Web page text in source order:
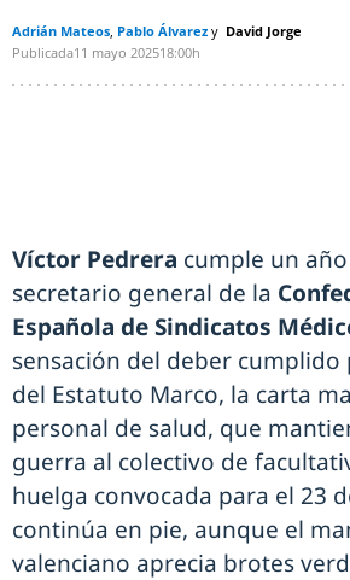
Adrián Mateos Pablo Álvarez
David Jorge
Publicada11 mayo 202518:00h
Víctor Pedrera cumple un
secretario general de la
Española de Sindicatos
sensación del deber cumplido
del Estatuto Marco, la carta
personal de salud, que
guerra al colectivo de
huelga convocada para el 23
continúa en pie, aunque el
valenciano aprecia brotes